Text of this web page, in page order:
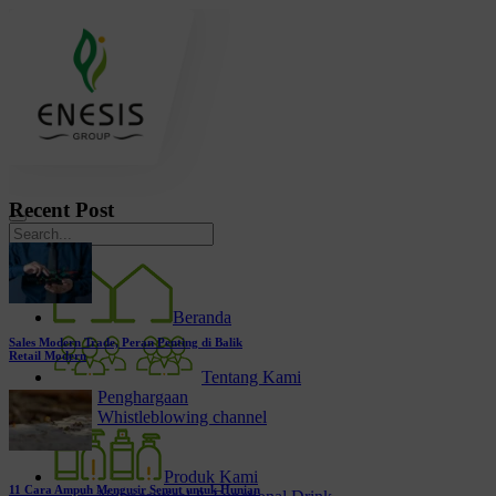
Beranda
Tentang Kami
Penghargaan
Whistleblowing channel
Produk Kami
Recent Post
Sales Modern Trade, Peran Penting di Balik
Retail Modern
11 Cara Ampuh Mengusir Semut untuk Hunian